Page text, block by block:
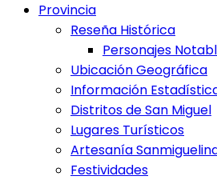
Provincia
Reseña Histórica
Personajes
Ubicación Geográfica
Información
Distritos de San Miguel
Lugares Turísticos
Artesanía
Festividades